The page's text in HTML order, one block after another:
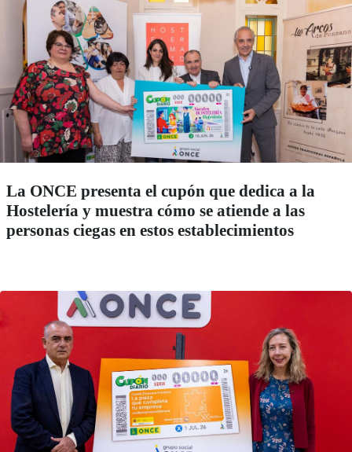
La ONCE presenta el cupón que dedica a la
Hostelería y muestra cómo se atiende a las
personas ciegas en estos establecimientos